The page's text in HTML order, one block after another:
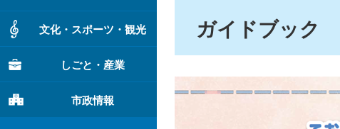
文化・スポーツ・観光
しごと・産業
市政情報
ガイドブック